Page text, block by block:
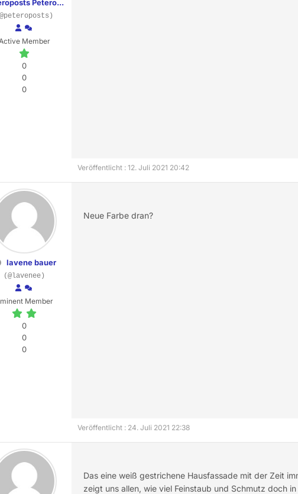
Petero...
Member
0
0
0
Veröffentlicht : 12. Juli 2021 20:42
lavene bauer
(@lavenee)
Member
0
0
0
Neue Farbe dran?
Veröffentlicht : 24. Juli 2021 22:38
Das eine weiß gestrichene Hausfassade mit der Zeit
zeigt uns allen, wie viel Feinstaub und Schmutz doch